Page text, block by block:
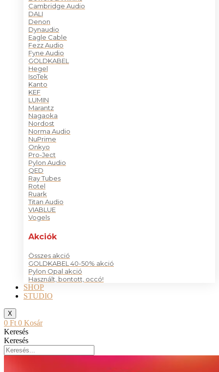
Cambridge Audio
DALI
Denon
Dynaudio
Eagle Cable
Fezz Audio
Fyne Audio
GOLDKABEL
Hegel
IsoTek
Kanto
KEF
LUMIN
Marantz
Nagaoka
Nordost
Norma Audio
NuPrime
Onkyo
Pro-Ject
Pylon Audio
QED
Ray Tubes
Rotel
Ruark
Titan Audio
VIABLUE
Vogels
Akciók
Összes akció
GOLDKABEL 40-50% akció
Pylon Opal akció
Használt, bontott, occó!
SHOP
STUDIO
X
0 Ft 0 Kosár
Keresés
Keresés